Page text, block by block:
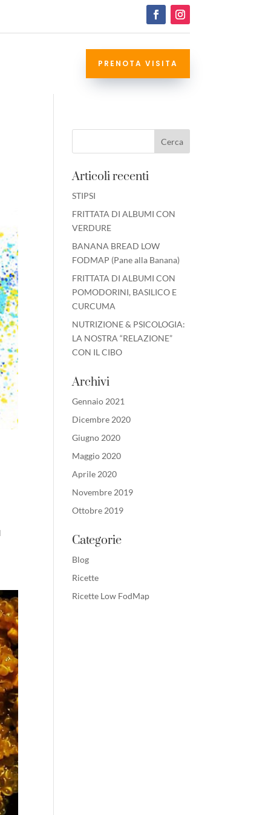
PRENOTA VISITA
Articoli recenti
STIPSI
FRITTATA DI ALBUMI CON
VERDURE
BANANA BREAD LOW
FODMAP (Pane alla Banana)
FRITTATA DI ALBUMI CON
POMODORINI, BASILICO E
CURCUMA
NUTRIZIONE & PSICOLOGIA:
LA NOSTRA “RELAZIONE”
CON IL CIBO
Archivi
Gennaio 2021
Dicembre 2020
Giugno 2020
Maggio 2020
Aprile 2020
Novembre 2019
Ottobre 2019
Categorie
Blog
Ricette
Ricette Low FodMap